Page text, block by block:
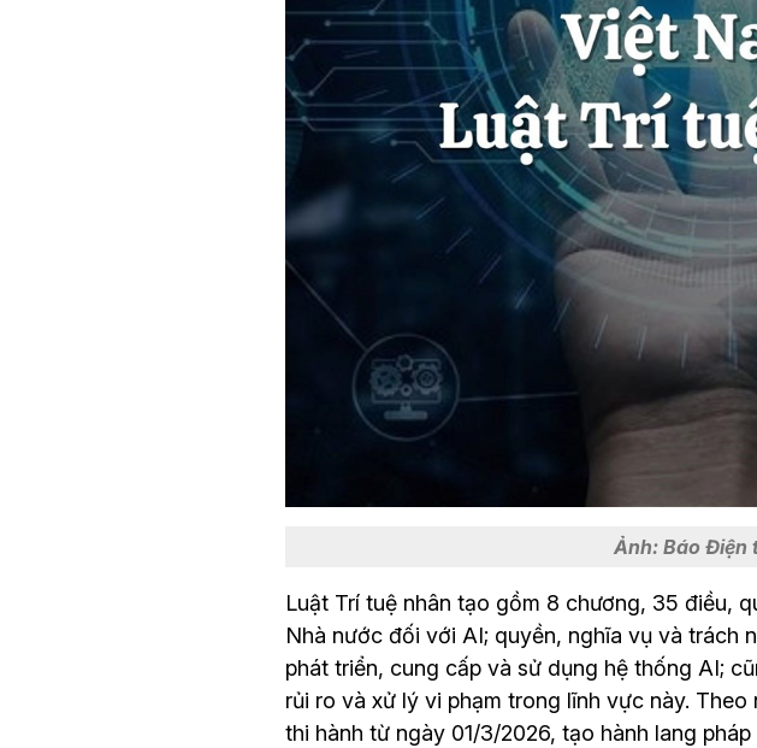
Ảnh: Báo Điện
Luật Trí tuệ nhân tạo gồm 8 chương, 35 điều,
Nhà nước đối với AI; quyền, nghĩa vụ và trách
phát triển, cung cấp và sử dụng hệ thống AI;
rủi ro và xử lý vi phạm trong lĩnh vực này.
thi hành từ ngày 01/3/2026, tạo hành lang